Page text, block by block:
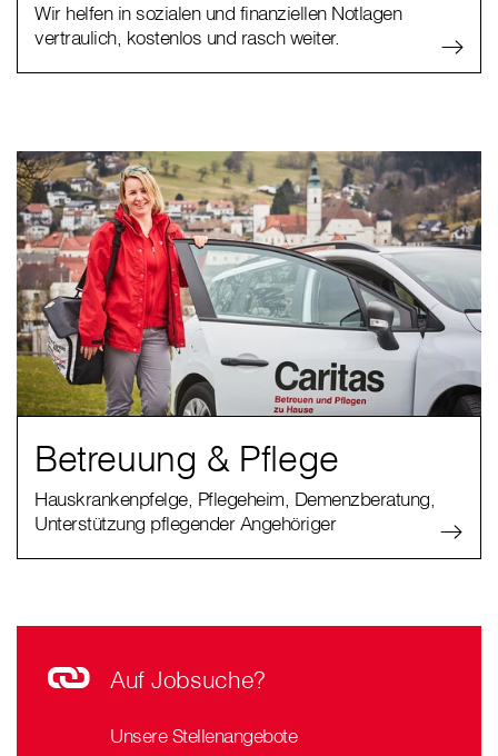
Wir helfen in sozialen und finanziellen Notlagen
vertraulich, kostenlos und rasch weiter.
Betreuung & Pflege
Hauskrankenpfelge, Pflegeheim, Demenzberatung,
Unterstützung pflegender Angehöriger
Auf Jobsuche?
Unsere Stellenangebote